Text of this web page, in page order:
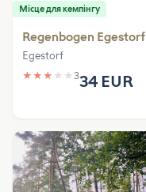
Місце для кемпінгу
Regenbogen Egestorf
Egestorf
★ ★ ★ ★ ★ 334 EUR